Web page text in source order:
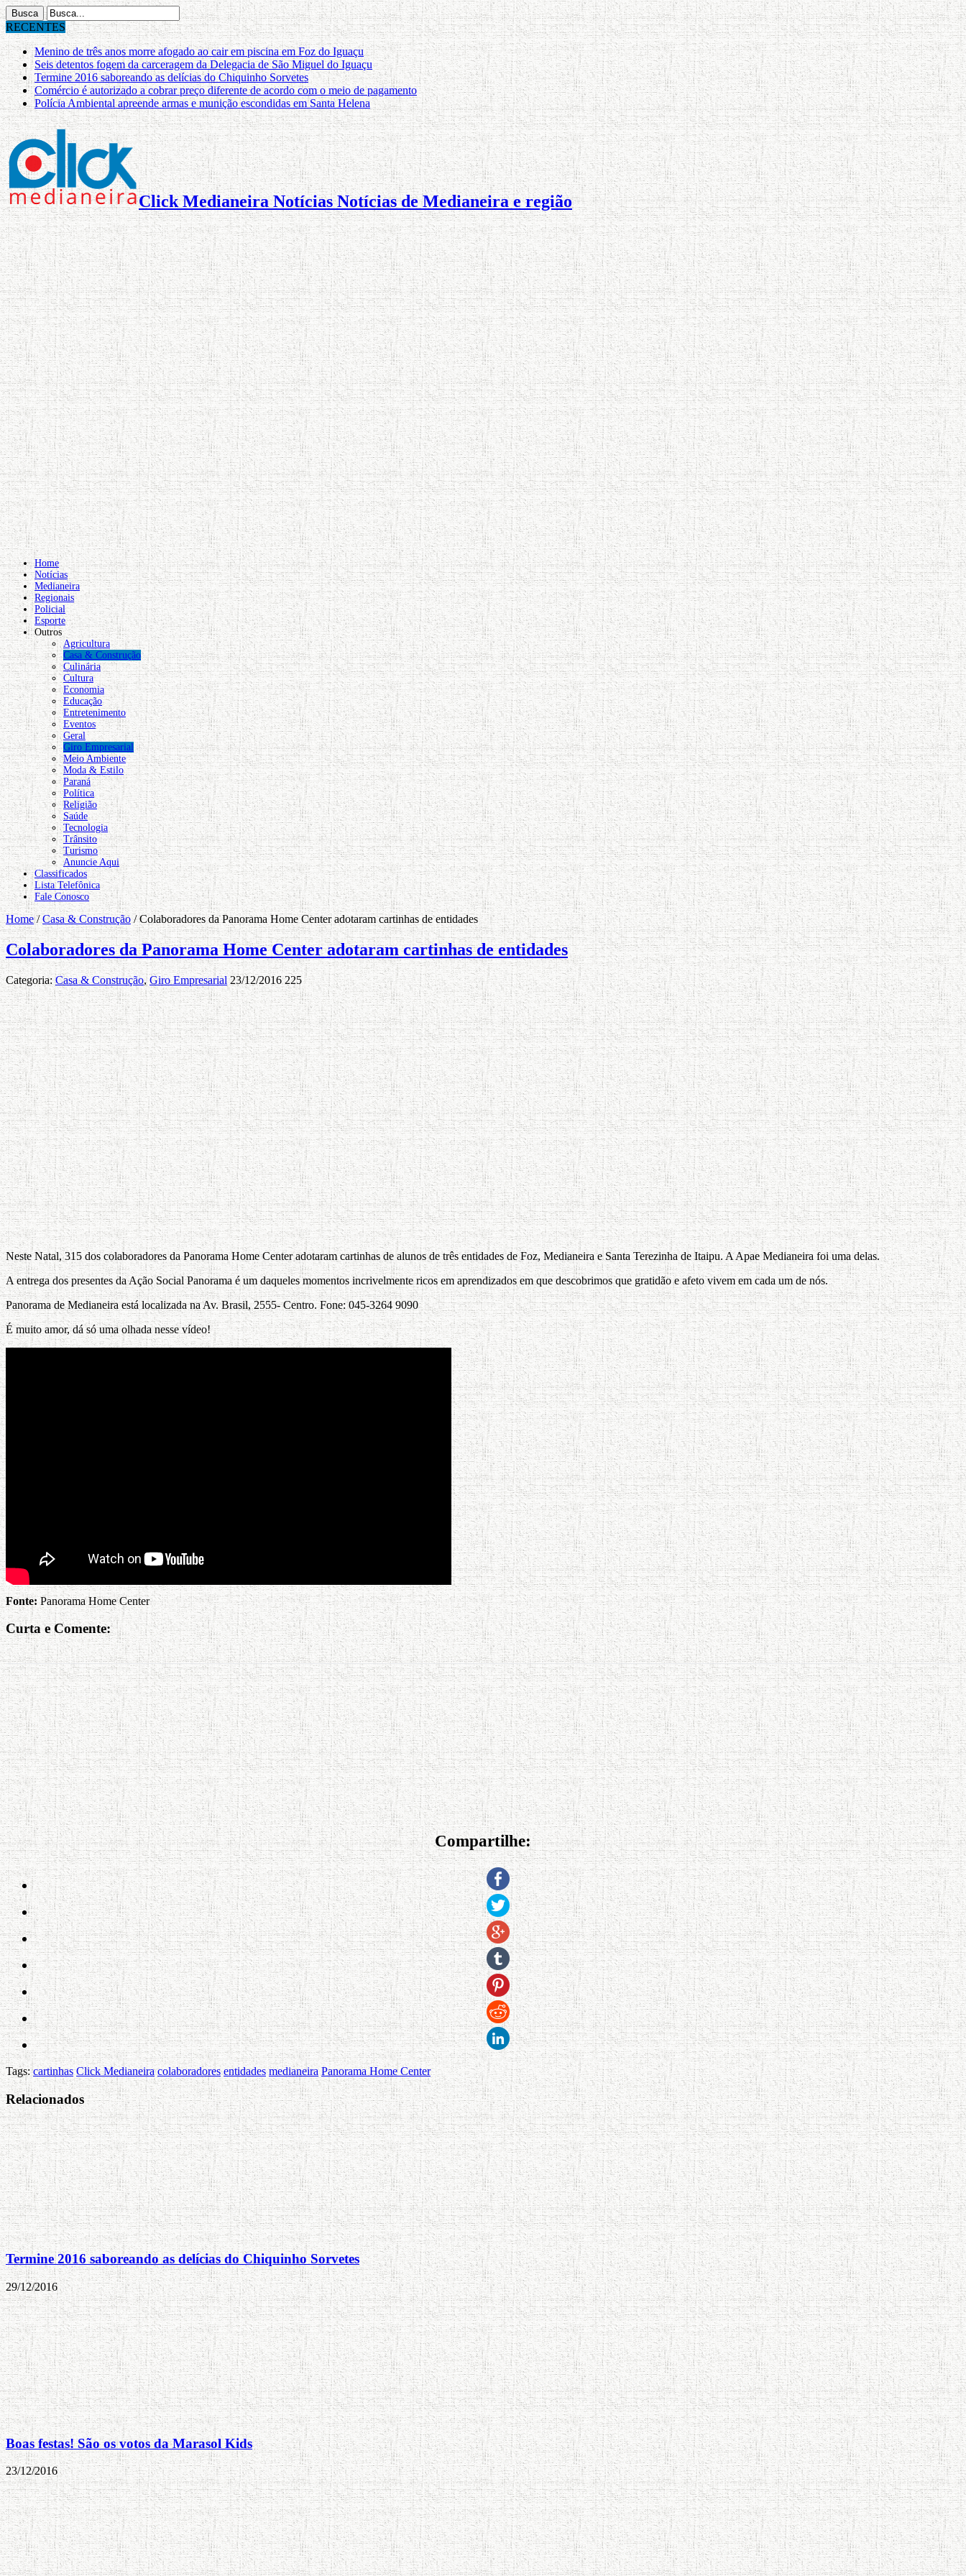
RECENTES
Menino de três anos morre afogado ao cair em piscina em Foz do Iguaçu
Seis detentos fogem da carceragem da Delegacia de São Miguel do Iguaçu
Termine 2016 saboreando as delícias do Chiquinho Sorvetes
Comércio é autorizado a cobrar preço diferente de acordo com o meio de pagamento
Polícia Ambiental apreende armas e munição escondidas em Santa Helena
Click Medianeira Notícias Notícias de Medianeira e região
Home
Notícias
Medianeira
Regionais
Policial
Esporte
Outros
Agricultura
Casa & Construção
Culinária
Cultura
Economia
Educação
Entretenimento
Eventos
Geral
Giro Empresarial
Meio Ambiente
Moda & Estilo
Paraná
Política
Religião
Saúde
Tecnologia
Trânsito
Turismo
Anuncie Aqui
Classificados
Lista Telefônica
Fale Conosco
Home/Casa & Construção/Colaboradores da Panorama Home Center adotaram cartinhas de entidades
Colaboradores da Panorama Home Center adotaram cartinhas de entidades
Categoria:Casa & Construção,Giro Empresarial 23/12/2016 225
Neste Natal, 315 dos colaboradores da Panorama Home Center adotaram cartinhas de alunos de três entidades de Foz, Medianeira e Santa Terezinha de Itaipu. A Apae Medianeira foi uma delas.
A entrega dos presentes da Ação Social Panorama é um daqueles momentos incrivelmente ricos em aprendizados em que descobrimos que gratidão e afeto vivem em cada um de nós.
Panorama de Medianeira está localizada na Av. Brasil, 2555- Centro. Fone: 045-3264 9090
É muito amor, dá só uma olhada nesse vídeo!
Fonte:Panorama Home Center
Curta e Comente:
Compartilhe:
Tags:cartinhas Click Medianeira colaboradores entidades medianeira Panorama Home Center
Relacionados
Termine 2016 saboreando as delícias do Chiquinho Sorvetes
29/12/2016
Boas festas! São os votos da Marasol Kids
23/12/2016